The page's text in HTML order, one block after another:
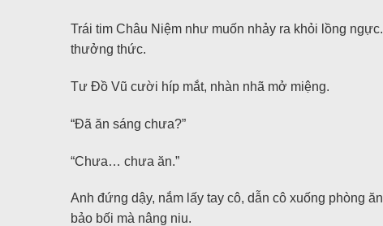
Trái tim Châu Niệm như muốn nhảy ra khỏi lồng
thưởng thức.
Tư Đồ Vũ cười híp mắt, nhàn nhã mở miệng.
“Đã ăn sáng chưa?”
“Chưa… chưa ăn.”
Anh đứng dậy, nắm lấy tay cô, dẫn cô xuống phòng
bảo bối mà nâng niu.